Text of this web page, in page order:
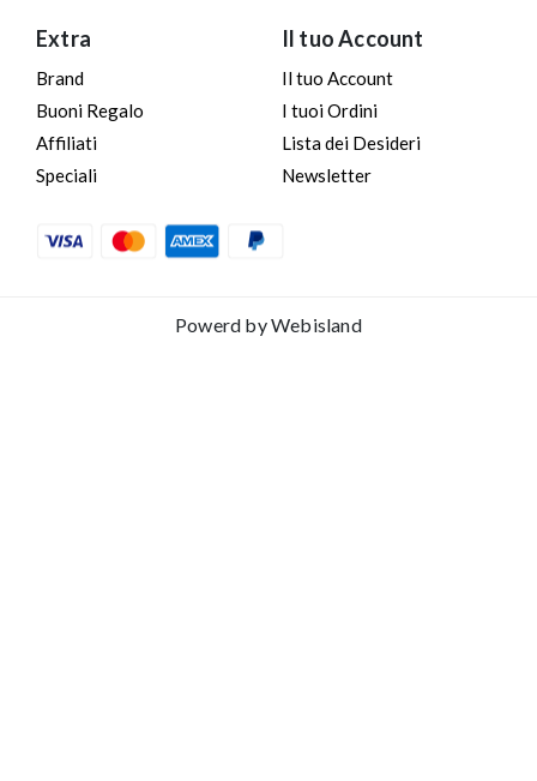
Extra
Brand
Buoni Regalo
Affiliati
Speciali
Il tuo Account
Il tuo Account
I tuoi Ordini
Lista dei Desideri
Newsletter
Powerd byWebisland